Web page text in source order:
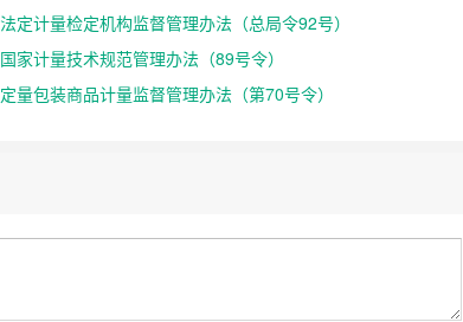
法定计量检定机构监督管理办法（总局令92号）
国家计量技术规范管理办法（89号令）
定量包装商品计量监督管理办法（第70号令）